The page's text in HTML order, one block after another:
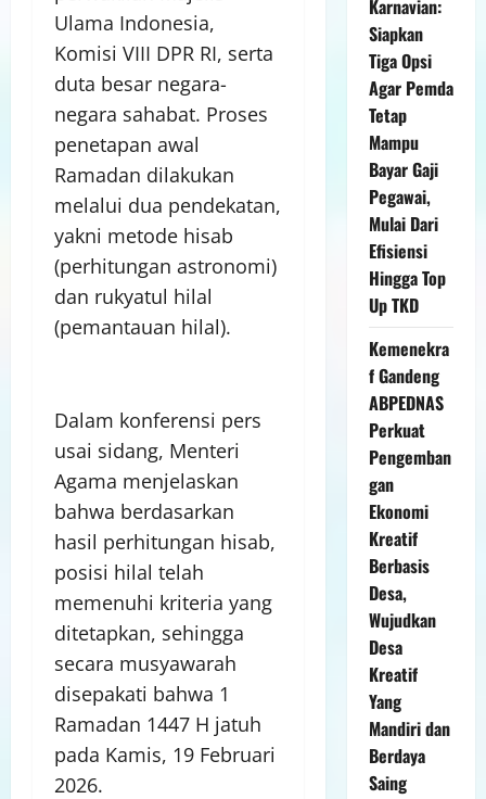
Ulama Indonesia,
Komisi VIII DPR RI, serta
duta besar negara-
negara sahabat. Proses
penetapan awal
Ramadan dilakukan
melalui dua pendekatan,
yakni metode hisab
(perhitungan astronomi)
dan rukyatul hilal
(pemantauan hilal).
Dalam konferensi pers
usai sidang, Menteri
Agama menjelaskan
bahwa berdasarkan
hasil perhitungan hisab,
posisi hilal telah
memenuhi kriteria yang
ditetapkan, sehingga
secara musyawarah
disepakati bahwa 1
Ramadan 1447 H jatuh
pada Kamis, 19 Februari
2026.
Karnavian:
Siapkan
Tiga Opsi
Agar Pemda
Tetap
Mampu
Bayar Gaji
Pegawai,
Mulai Dari
Efisiensi
Hingga Top
Up TKD
Kemenekra
f Gandeng
ABPEDNAS
Perkuat
Pengemban
gan
Ekonomi
Kreatif
Berbasis
Desa,
Wujudkan
Desa
Kreatif
Yang
Mandiri dan
Berdaya
Saing